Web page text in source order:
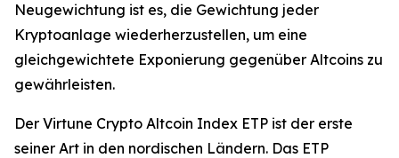
Neugewichtung ist es, die Gewichtung jeder
Kryptoanlage wiederherzustellen, um eine
gleichgewichtete Exponierung gegenüber Altcoins zu
gewährleisten.
Der Virtune Crypto Altcoin Index ETP ist der erste
seiner Art in den nordischen Ländern. Das ETP